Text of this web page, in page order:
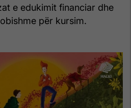
e edukimit financiar dhe
për kursim.